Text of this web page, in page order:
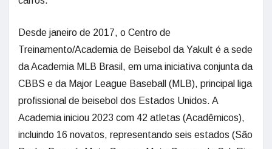
Desde janeiro de 2017, o Centro de
Treinamento/Academia de Beisebol da Yakult é a sede
da Academia MLB Brasil, em uma iniciativa conjunta da
CBBS e da Major League Baseball (MLB), principal liga
profissional de beisebol dos Estados Unidos. A
Academia iniciou 2023 com 42 atletas (Acadêmicos),
incluindo 16 novatos, representando seis estados (São